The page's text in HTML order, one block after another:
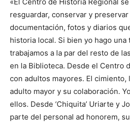
resguardar, conservar y
documentación, fotos y diarios
historia local. Si bien yo hago una
trabajamos a la par del resto de
en la Biblioteca. Desde el Centro
con adultos mayores. El cimiento,
adulto mayor y su colaboración.
ellos. Desde ‘Chiquita’ Uriarte y
parte del personal ad honorem,